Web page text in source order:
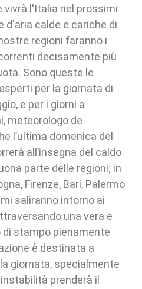
l'Italia nel prossimi
d'aria calde e cariche di
regioni faranno i
decisamente più
Sono queste le
per la giornata di
e per i giorni a
meteorologo de
l’ultima domenica del
all’insegna del caldo
parte delle regioni; in
Firenze, Bari, Palermo
saliranno intorno ai
una vera e
di stampo pienamente
è destinata a
giornata, specialmente
prenderà il